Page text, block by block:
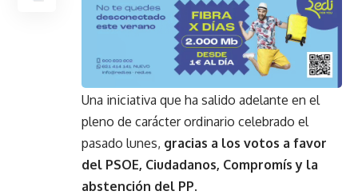
Una iniciativa que ha salido adelante en el
pleno de carácter ordinario celebrado el
pasado lunes, gracias a los votos a favor
del PSOE, Ciudadanos, Compromís y la
abstención del PP.